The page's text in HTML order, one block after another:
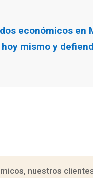
económicos en
mismo y
nuestros